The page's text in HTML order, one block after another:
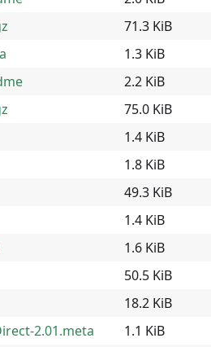
71.3 KiB
1.3 KiB
2.2 KiB
75.0 KiB
1.4 KiB
1.8 KiB
49.3 KiB
1.4 KiB
1.6 KiB
50.5 KiB
18.2 KiB
2.01.meta
1.1 KiB